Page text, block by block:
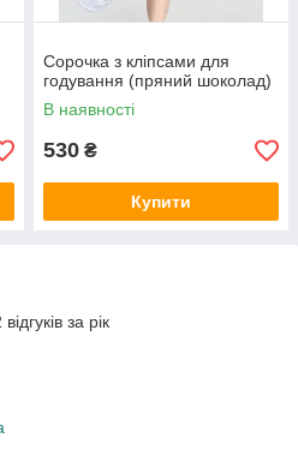
Сорочка з кліпсами для
годування (пряний шоколад)
В наявності
530 ₴
Купити
за рік